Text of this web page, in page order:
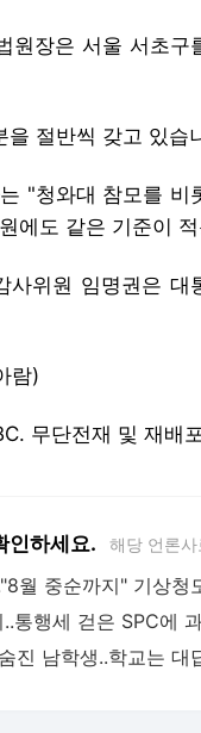
원장은 서울 서초
을 절반씩 갖고 있습
"청와대 참모를 비
에도 같은 기준이
사위원 임명권은
람)
무단전재 및 재배
인하세요. 해당 언론